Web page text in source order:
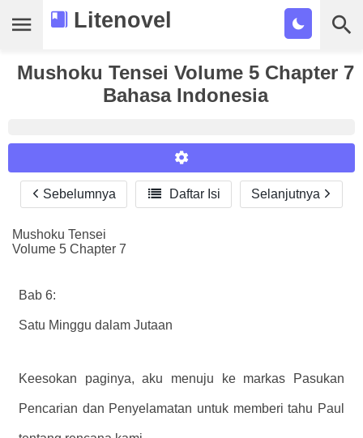
Litenovel
Daftar Novel
Tags
Bookmark
Cari
Mushoku Tensei Volume 5 Chapter 7
Bahasa Indonesia
Reader Settings
Font :
Titillium Web
Sebelumnya  Daftar Isi Selanjutnya
Mushoku Tensei
Volume 5 Chapter 7
Bab 6:
Satu Minggu dalam Jutaan
Keesokan paginya, aku menuju ke markas Pasukan
Pencarian dan Penyelamatan untuk memberi tahu Paul